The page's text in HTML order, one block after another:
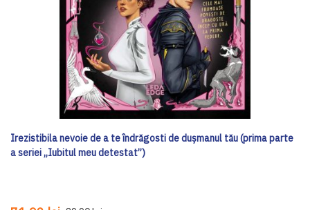
Irezistibila nevoie de a te îndrăgosti de dușmanul tău (prima parte
a seriei „Iubitul meu detestat”)